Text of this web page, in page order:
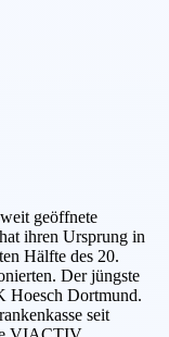
geöffnete
ihren Ursprung in
Hälfte des 20.
Der jüngste
Hoesch Dortmund.
seit